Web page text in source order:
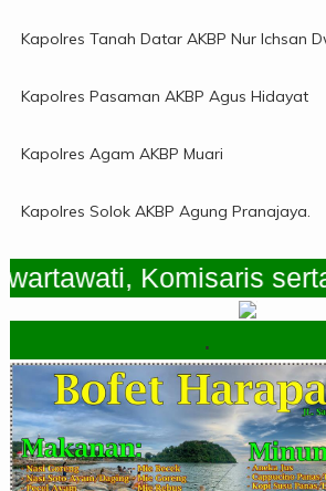
Kapolres Tanah Datar AKBP Nur Ichsan
Kapolres Pasaman AKBP Agus Hidayat
Kapolres Agam AKBP Muari
Kapolres Solok AKBP Agung Pranajaya.
Komisaris serta